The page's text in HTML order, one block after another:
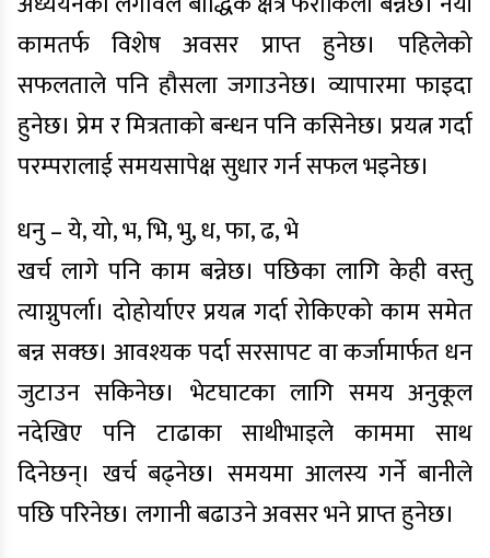
कामतर्फ विशेष अवसर प्राप्त हुनेछ। पहिलेको
सफलताले पनि हौसला जगाउनेछ। व्यापारमा फाइदा
हुनेछ। प्रेम र मित्रताको बन्धन पनि कसिनेछ। प्रयत्न गर्दा
परम्परालाई समयसापेक्ष सुधार गर्न सफल भइनेछ।
धनु – ये, यो, भ, भि, भु, ध, फा, ढ, भे
खर्च लागे पनि काम बन्नेछ। पछिका लागि केही वस्तु
त्याग्नुपर्ला। दोहोर्याएर प्रयत्न गर्दा रोकिएको काम समेत
बन्न सक्छ। आवश्यक पर्दा सरसापट वा कर्जामार्फत धन
जुटाउन सकिनेछ। भेटघाटका लागि समय अनुकूल
नदेखिए पनि टाढाका साथीभाइले काममा साथ
दिनेछन्। खर्च बढ्नेछ। समयमा आलस्य गर्ने बानीले
पछि परिनेछ। लगानी बढाउने अवसर भने प्राप्त हुनेछ।